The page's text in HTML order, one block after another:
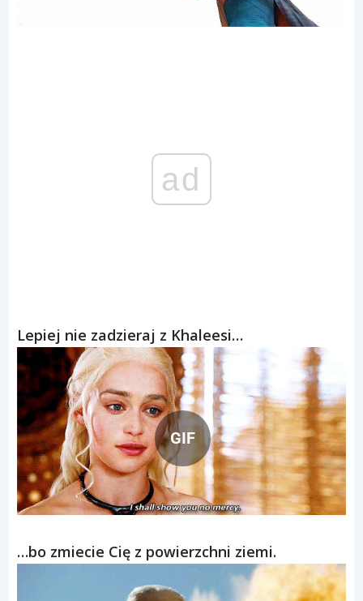
GIF
ad
Lepiej nie zadzieraj z Khaleesi…
GIF
…bo zmiecie Cię z powierzchni ziemi.